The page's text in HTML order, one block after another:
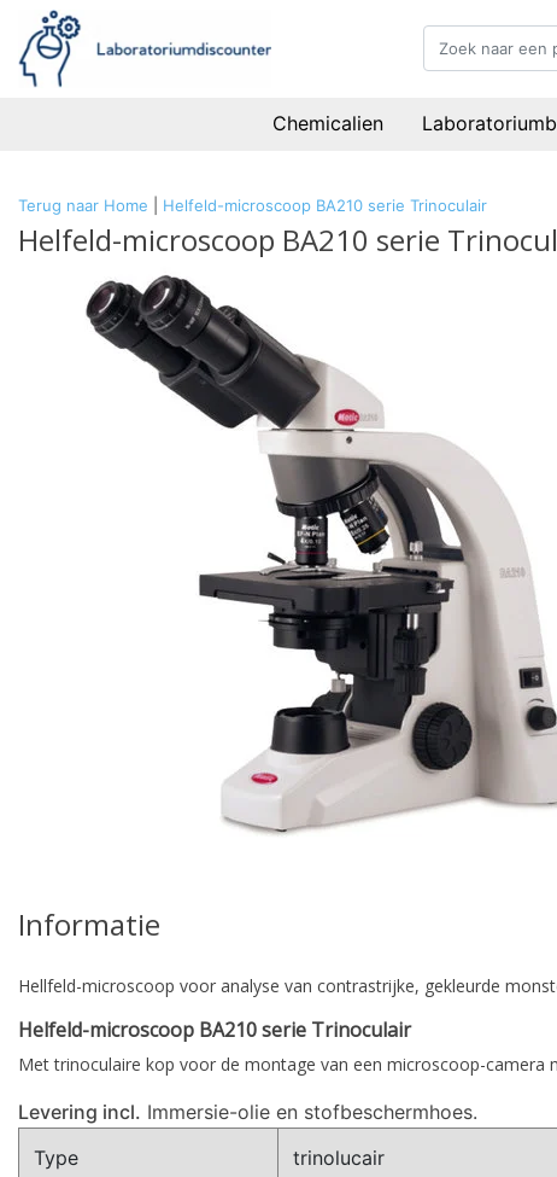
Chemicalien
Terug naar Home Helfeld-microscoop BA210 serie Trinoculair
Helfeld-microscoop BA210 serie
Informatie
Hellfeld-microscoop voor analyse van contrastrijke, gekleurde
Helfeld-microscoop BA210 serie Trinoculair
Met trinoculaire kop voor de montage van een microscoop-camera
Levering incl. Immersie-olie en stofbeschermhoes.
Type
trinolucair